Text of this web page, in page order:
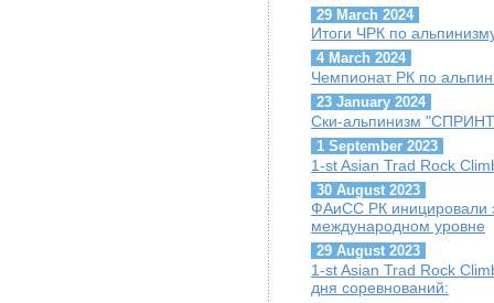
29 March 2024
Итоги ЧРК по
4 March 2024
Чемпионат РК по
23 January 2024
Ски-альпинизм
1 September 2023
1-st Asian Trad Rock
30 August 2023
ФАиСС РК иницировали
международном уровне
29 August 2023
1-st Asian Trad Rock
дня соревнований: